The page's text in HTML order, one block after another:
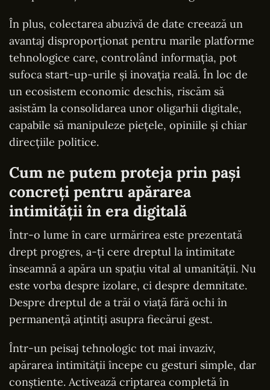
În plus, colectarea abuzivă de date creează un
avantaj disproporționat pentru marile platforme
tehnologice care, controlând informația, pot
sufoca start-up-urile și inovația reală. În loc de
un ecosistem economic deschis, riscăm să
asistăm la consolidarea unor oligarhii digitale,
capabile să manipuleze piețele, opiniile și chiar
direcțiile politice.
Cum ne putem proteja prin pași
concreți pentru apărarea
intimității în era digitală
Într-o lume în care urmărirea este prezentată
drept progres, a-ți cere dreptul la intimitate
înseamnă a apăra un spațiu vital al umanității. Nu
este vorba despre izolare, ci despre demnitate.
Despre dreptul de a trăi o viață fără ochi în
permanență ațintiți asupra fiecărui gest.
Într-un peisaj tehnologic tot mai invaziv,
apărarea intimității începe cu gesturi simple, dar
conștiente. Activează criptarea completă în